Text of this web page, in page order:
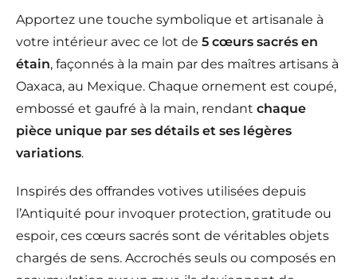
Apportez une touche symbolique et artisanale à
votre intérieur avec ce lot de 5 cœurs sacrés en
étain, façonnés à la main par des maîtres artisans à
Oaxaca, au Mexique. Chaque ornement est coupé,
embossé et gaufré à la main, rendant chaque
pièce unique par ses détails et ses légères
variations.
Inspirés des offrandes votives utilisées depuis
l’Antiquité pour invoquer protection, gratitude ou
espoir, ces cœurs sacrés sont de véritables objets
chargés de sens. Accrochés seuls ou composés en